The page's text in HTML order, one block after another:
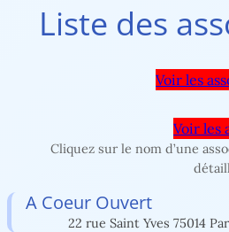
Liste des
Voir les
Voir les
Cliquez sur le nom d’une
A Coeur Ouvert
22 rue Saint Yves 75014